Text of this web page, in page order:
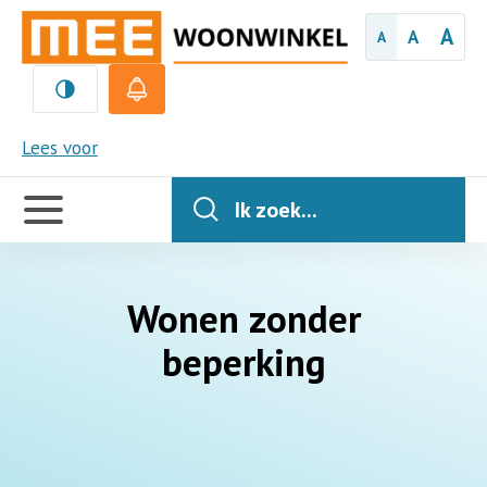
A A A
Lees voor
MEE
Handige
links
Ik zoek...
Wonen zonder
beperking